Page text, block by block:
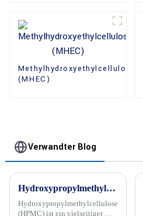
Methylhydroxyethylcellulose
(MHEC)
Verwandter Blog
Hydroxypropylmethylcellulose (HPMC) wird in mehrere Typen unterteilt: Was ist der Unterschied in ihrer Verwendung?
Hydroxypropylmethylcellulose
(HPMC) ist ein vielseitiger